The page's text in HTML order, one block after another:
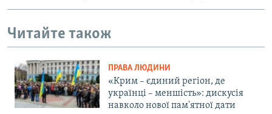
Читайте також
ПРАВА ЛЮДИНИ
«Крим – єдиний регіон, де
українці – меншість»: дискусія
навколо нової пам'ятної дати